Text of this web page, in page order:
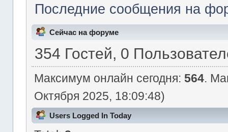
Последние сообщения на
Сейчас на форуме
354 Гостей, 0
Максимум онлайн сегодня: 564.
Октября 2025, 18:09:48)
Users Logged In Today